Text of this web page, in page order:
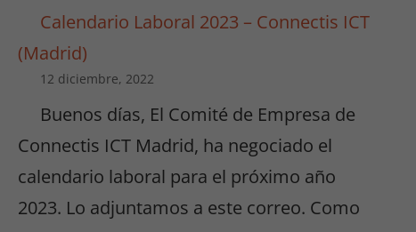
Calendario Laboral 2023 – Connectis ICT
(Madrid)
12 diciembre, 2022
Buenos días, El Comité de Empresa de
Connectis ICT Madrid, ha negociado el
calendario laboral para el próximo año
2023. Lo adjuntamos a este correo. Como